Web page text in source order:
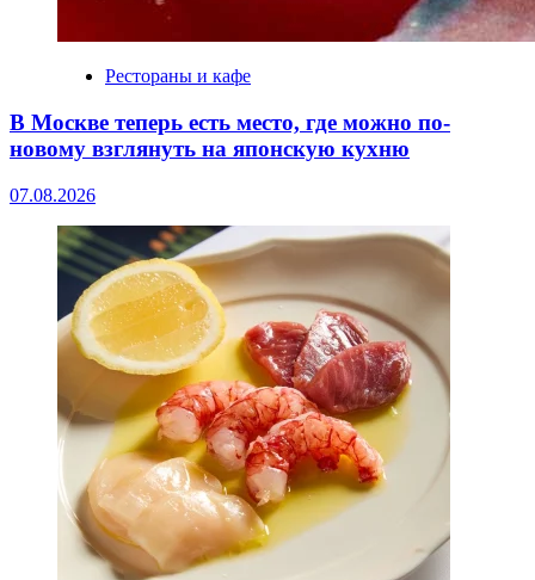
Рестораны и кафе
В Москве теперь есть место, где можно по-
новому взглянуть на японскую кухню
07.08.2026